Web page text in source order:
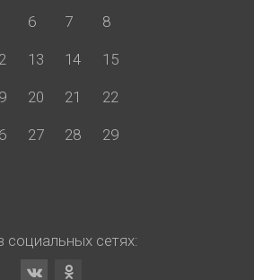
6 7 8
13 14 15
20 21 22
27 28 29
сетях: